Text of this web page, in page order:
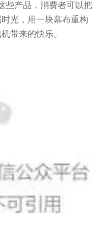
些产品，消费者可以把
光，用一块幕布重构
带来的快乐。